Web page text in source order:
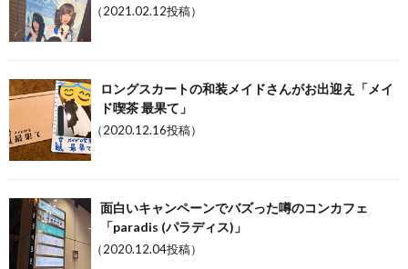
（2021.02.12投稿）
ロングスカートの和装メイドさんがお出迎え「メイ
ド喫茶 最果て」
（2020.12.16投稿）
面白いキャンペーンでバズった噂のコンカフェ
「paradis (パラディス)」
（2020.12.04投稿）